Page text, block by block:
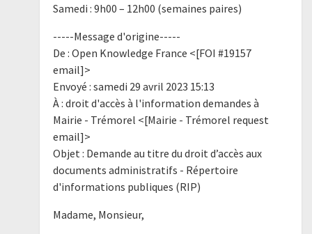
Samedi : 9h00 – 12h00 (semaines paires)
-----Message d'origine-----
De : Open Knowledge France <[FOI #19157
email]>
Envoyé : samedi 29 avril 2023 15:13
À : droit d'accès à l'information demandes à
Mairie - Trémorel <[Mairie - Trémorel request
email]>
Objet : Demande au titre du droit d’accès aux
documents administratifs - Répertoire
d'informations publiques (RIP)
Madame, Monsieur,